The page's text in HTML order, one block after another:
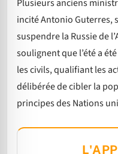
Plusieurs anciens
incité Antonio Guterres,
suspendre la Russie de
soulignent que l’été a
les civils, qualifiant les
délibérée de cibler la
principes des Nations
L'APP